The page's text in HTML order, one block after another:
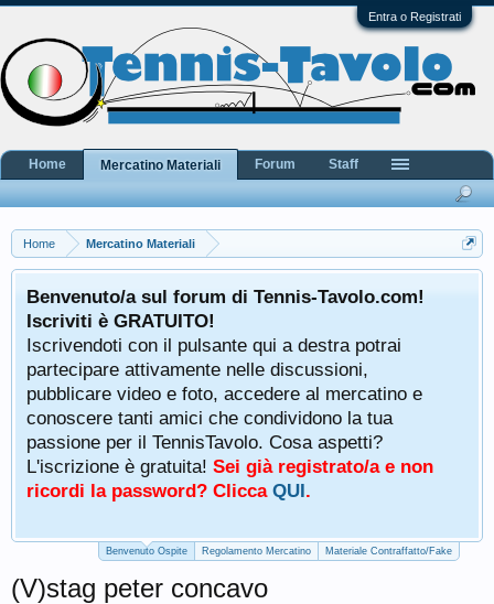
Entra o Registrati
Home Mercatino Materiali
Benvenuto/a sul forum di Tennis-Tavolo.com!
Iscriviti è GRATUITO!
Iscrivendoti con il pulsante qui a destra potrai
partecipare attivamente nelle discussioni,
pubblicare video e foto, accedere al mercatino e
conoscere tanti amici che condividono la tua
passione per il TennisTavolo. Cosa aspetti?
L'iscrizione è gratuita! Sei già registrato/a e non
ricordi la password? Clicca QUI.
Benvenuto Ospite Regolamento Mercatino Materiale Contraffatto/Fake
(V)stag peter concavo
Home Mercatino Materiali Forum Staff